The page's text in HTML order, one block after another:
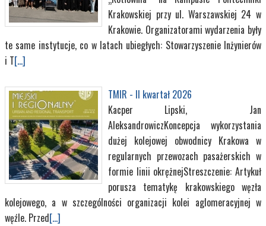
Krakowskiej przy ul. Warszawskiej 24 w
Krakowie. Organizatorami wydarzenia były
te same instytucje, co w latach ubiegłych: Stowarzyszenie Inżynierów
i T[...]
TMIR - II kwartał 2026
Kacper Lipski, Jan
AleksandrowiczKoncepcja wykorzystania
dużej kolejowej obwodnicy Krakowa w
regularnych przewozach pasażerskich w
formie linii okrężnejStreszczenie: Artykuł
porusza tematykę krakowskiego węzła
kolejowego, a w szczególności organizacji kolei aglomeracyjnej w
węźle. Przed[...]